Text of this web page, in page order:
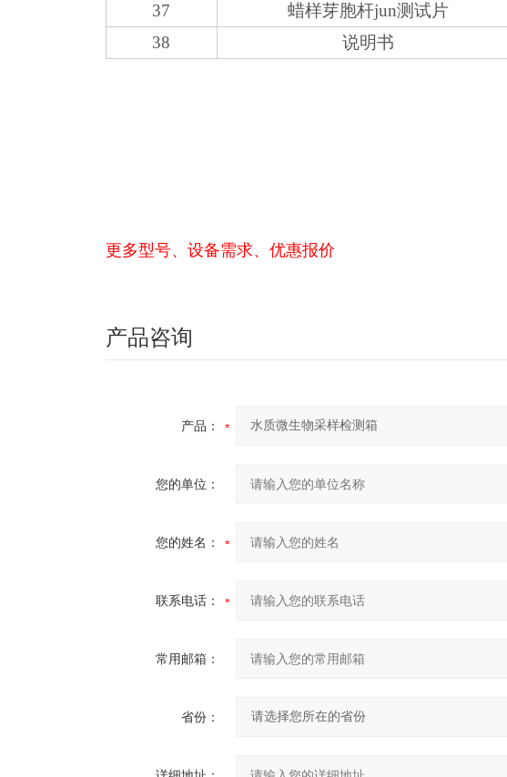
37
蜡样芽胞杆jun测试片
38
说明书
更多型号、设备需求、优惠报价
产品咨询
产品：
您的单位：
您的姓名：
联系电话：
常用邮箱：
省份：